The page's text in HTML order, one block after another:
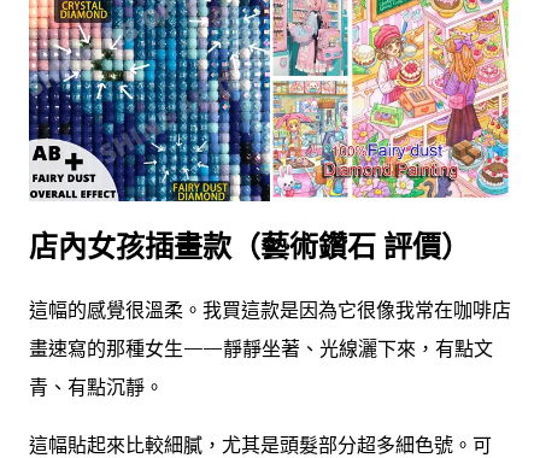
店內女孩插畫款（藝術鑽石 評價）
這幅的感覺很溫柔。我買這款是因為它很像我常在咖啡店
畫速寫的那種女生——靜靜坐著、光線灑下來，有點文
青、有點沉靜。
這幅貼起來比較細膩，尤其是頭髮部分超多細色號。可